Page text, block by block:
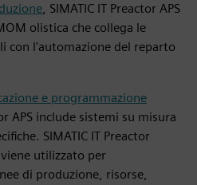
, SIMATIC IT Preactor APS
olistica che collega le
con l'automazione del reparto
e programmazione
APS include sistemi su misura
SIMATIC IT Preactor
utilizzato per
di produzione, risorse,